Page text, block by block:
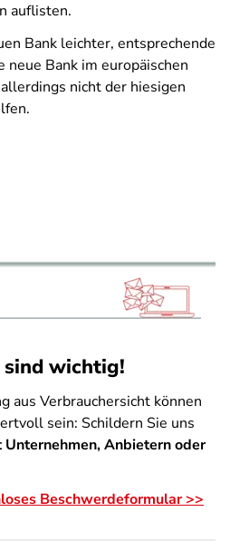
auflisten.
Bank leichter, entsprechende
Bank im europäischen
nicht der hiesigen
wichtig!
aus Verbrauchersicht können
sein: Schildern Sie uns
Anbietern oder
Beschwerdeformular >>